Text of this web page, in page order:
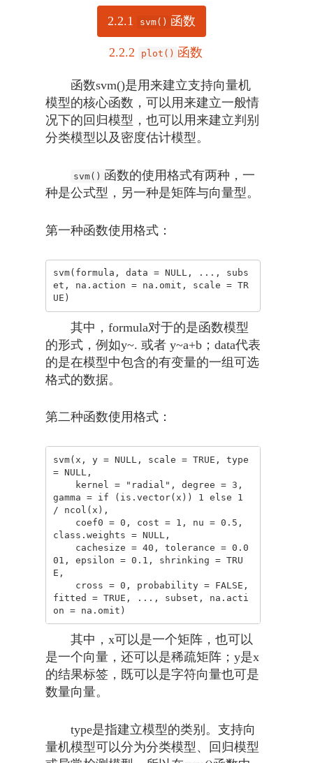
2.2.1 svm() 函数
2.2.2 plot() 函数
函数svm()是用来建立支持向量机
模型的核心函数，可以用来建立一般情
况下的回归模型，也可以用来建立判别
分类模型以及密度估计模型。
svm() 函数的使用格式有两种，一
种是公式型，另一种是矩阵与向量型。
第一种函数使用格式：
svm(formula, data = NULL, ..., subs
et, na.action = na.omit, scale = TR
UE)
其中，formula对于的是函数模型
的形式，例如y~. 或者 y~a+b；data代表
的是在模型中包含的有变量的一组可选
格式的数据。
第二种函数使用格式：
svm(x, y = NULL, scale = TRUE, type
= NULL,
gamma = if (is.vector(x)) 1 else 1
/ ncol(x),
class.weights = NULL,
01, epsilon = 0.1, shrinking = TRU
E,
fitted = TRUE, ..., subset, na.acti
on = na.omit)
其中，x可以是一个矩阵，也可以
是一个向量，还可以是稀疏矩阵；y是x
的结果标签，既可以是字符向量也可是
数量向量。
type是指建立模型的类别。支持向
量机模型可以分为分类模型、回归模型